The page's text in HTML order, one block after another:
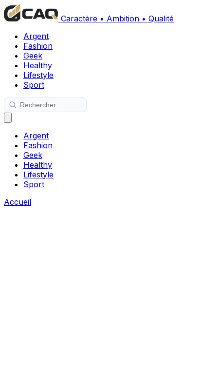
Caractère • Ambition • Qualité
Argent
Fashion
Geek
Healthy
Lifestyle
Sport
Argent
Fashion
Geek
Healthy
Lifestyle
Sport
Accueil